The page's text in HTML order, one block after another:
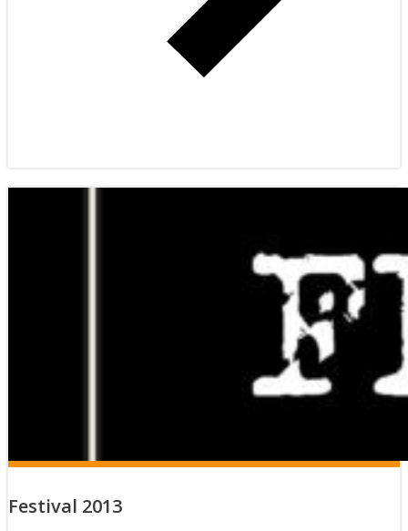
Festival 2013